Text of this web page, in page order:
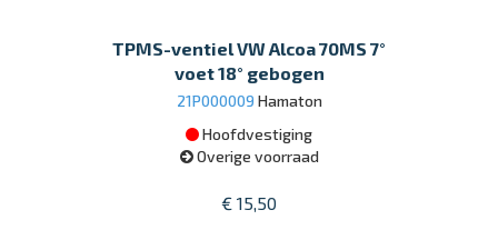
TPMS-ventiel VW Alcoa 70MS 7°
voet 18° gebogen
21P000009 Hamaton
Hoofdvestiging
Overige voorraad
€ 15,50